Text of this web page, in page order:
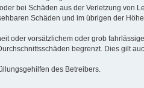
bei Schäden aus der Verletzung von
Schäden und im übrigen der
oder vorsätzlichem oder grob
begrenzt. Dies gilt
des Betreibers.